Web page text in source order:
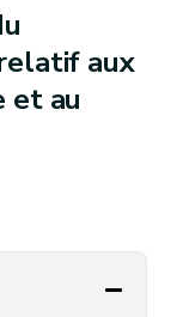
aux
et au